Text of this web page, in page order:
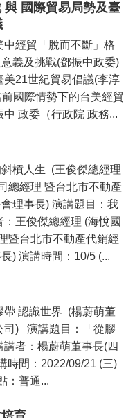
與 國際貿易局勢及臺
經貿「脫而不斷」格
義及挑戰(鄧振中政委)
美21世紀貿易倡議(李淳
國際情勢下的台美經貿
政委（行政院 政務...
斜槓人生 (王俊傑總經理
總經理 暨台北市不動產
理事長) 演講題目：我
王俊傑總經理 (海悅國
暨台北市不動產代銷經
) 演講時間：10/5 (...
帶 認識世界 (楊蔚萌董
司) 演講題目：「從膠
者：楊蔚萌董事長(四
時間：2022/09/21 (三)
：普通...